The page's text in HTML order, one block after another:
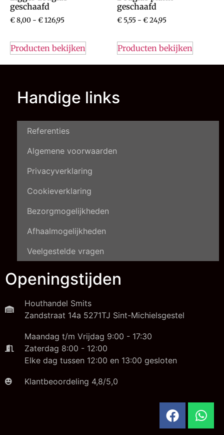
geschaafd
€8,00 - €126,95
Producten bekijken
geschaafd
€ 5,55 - €24,95
Producten bekijken
Handige links
Referenties
Algemene voorwaarden
Privacyverklaring
Cookieverklaring
Bezorgmogelijkheden
Afhaalmogelijkheden
Veelgestelde vragen
Openingstijden
Houthandel Smits
Zandstraat 14a 5271TJ Sint-Michielsgestel
Maandag t/m Vrijdag 9:00 - 17:30
Zaterdag 8:00 - 12:00
Elke dag tussen 12:00 en 13:00 gesloten
Klantbeoordeling 4,8/5,0